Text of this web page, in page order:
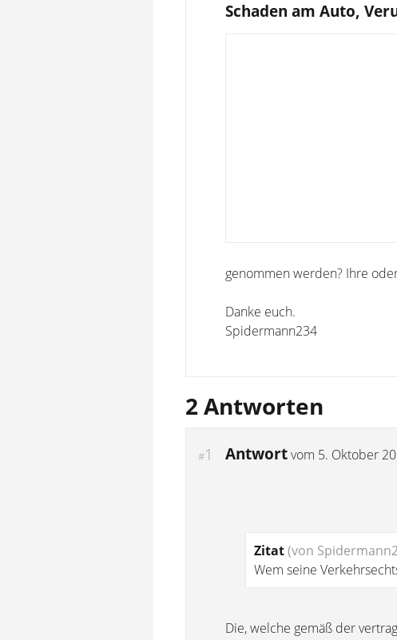
Schaden am Auto,
genommen werden? Ihre
Danke euch.
Spidermann234
2 Antworten
#1 Antwortvom 5. Oktober
Zitat(von
Wem seine
Die, welche gemäß der